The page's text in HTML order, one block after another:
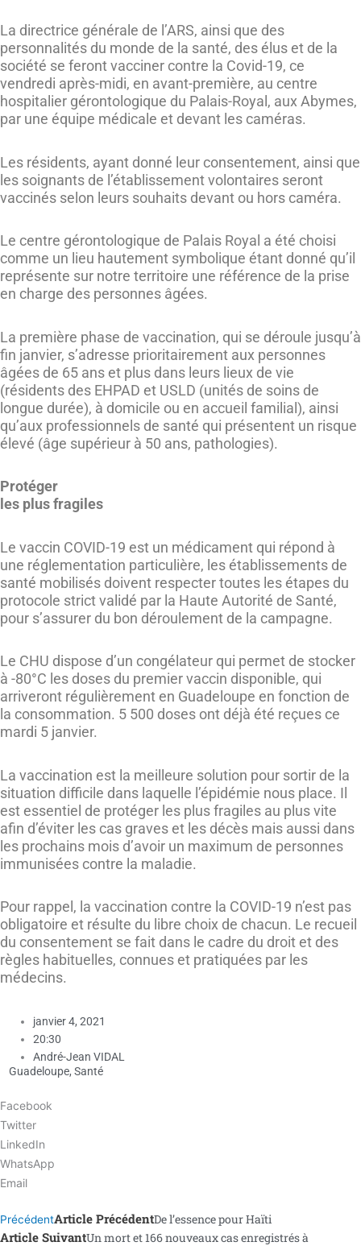
La directrice générale de l’ARS, ainsi que des
personnalités du monde de la santé, des élus et de la
société se feront vacciner contre la Covid-19, ce
vendredi après-midi, en avant-première, au centre
hospitalier gérontologique du Palais-Royal, aux Abymes,
par une équipe médicale et devant les caméras.
Les résidents, ayant donné leur consentement, ainsi que
les soignants de l’établissement volontaires seront
vaccinés selon leurs souhaits devant ou hors caméra.
Le centre gérontologique de Palais Royal a été choisi
comme un lieu hautement symbolique étant donné qu’il
représente sur notre territoire une référence de la prise
en charge des personnes âgées.
La première phase de vaccination, qui se déroule jusqu’à
fin janvier, s’adresse prioritairement aux personnes
âgées de 65 ans et plus dans leurs lieux de vie
(résidents des EHPAD et USLD (unités de soins de
longue durée), à domicile ou en accueil familial), ainsi
qu’aux professionnels de santé qui présentent un risque
élevé (âge supérieur à 50 ans, pathologies).
Protéger
les plus fragiles
Le vaccin COVID-19 est un médicament qui répond à
une réglementation particulière, les établissements de
santé mobilisés doivent respecter toutes les étapes du
protocole strict validé par la Haute Autorité de Santé,
pour s’assurer du bon déroulement de la campagne.
Le CHU dispose d’un congélateur qui permet de stocker
à -80°C les doses du premier vaccin disponible, qui
arriveront régulièrement en Guadeloupe en fonction de
la consommation. 5 500 doses ont déjà été reçues ce
mardi 5 janvier.
La vaccination est la meilleure solution pour sortir de la
situation difficile dans laquelle l’épidémie nous place. Il
est essentiel de protéger les plus fragiles au plus vite
afin d’éviter les cas graves et les décès mais aussi dans
les prochains mois d’avoir un maximum de personnes
immunisées contre la maladie.
Pour rappel, la vaccination contre la COVID-19 n’est pas
obligatoire et résulte du libre choix de chacun. Le recueil
du consentement se fait dans le cadre du droit et des
règles habituelles, connues et pratiquées par les
médecins.
janvier 4, 2021
20:30
André-Jean VIDAL
Guadeloupe, Santé
Facebook
Twitter
LinkedIn
WhatsApp
Email
PrécédentArticle PrécédentDe l’essence pour Haïti
Article SuivantUn mort et 166 nouveaux cas enregistrés à